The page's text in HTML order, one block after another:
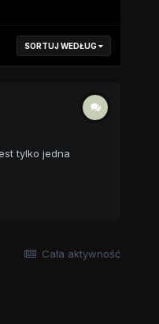
SORTUJ WEDŁUG
tylko jedna
Cała aktywność